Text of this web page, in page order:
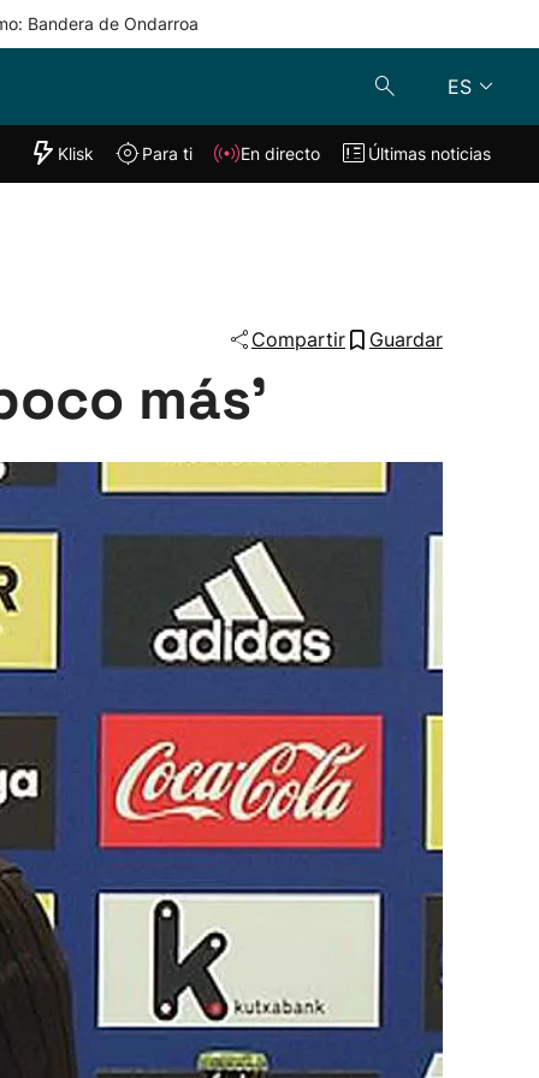
Bandera de Ondarroa
ES
"Helmuga"
Klisk En directo
Klisk Para ti En directo Últimas noticias
Compartir Guardar
más'